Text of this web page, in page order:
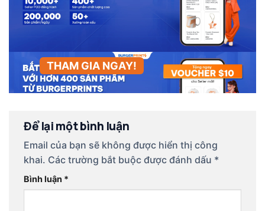
THAM GIA NGAY!
Để lại một bình luận
Email của bạn sẽ không được hiển thị công
khai. Các trường bắt buộc được đánh dấu *
Bình luận *